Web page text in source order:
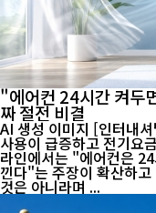
"에어컨 24시간 켜두
짜 절전 비결
AI 생성 이미지 [인터내셔널포커스] 연일 폭염이 이어지며 냉방기
사용이 급증하고 전기요
라인에서는 "에어컨은
낀다"는 주장이 확산하
것은 아니라며 ...